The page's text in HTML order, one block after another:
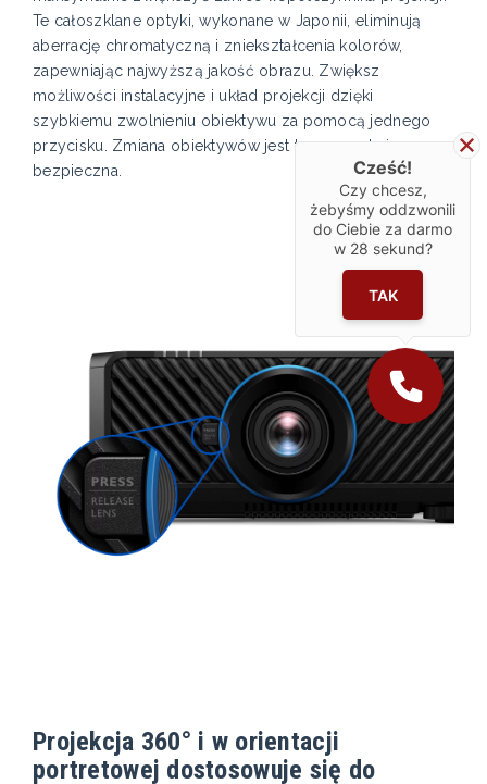
Te całoszklane optyki, wykonane w Japonii, eliminują
aberrację chromatyczną i zniekształcenia kolorów,
zapewniając najwyższą jakość obrazu. Zwiększ
możliwości instalacyjne i układ projekcji dzięki
szybkiemu zwolnieniu obiektywu za pomocą jednego
przycisku. Zmiana obiektywów jest teraz prosta i
bezpieczna.
Projekcja 360° i w orientacji
portretowej dostosowuje się do
Cześć!
Czy chcesz,
żebyśmy oddzwonili
do Ciebie za darmo
w 28 sekund?
TAK